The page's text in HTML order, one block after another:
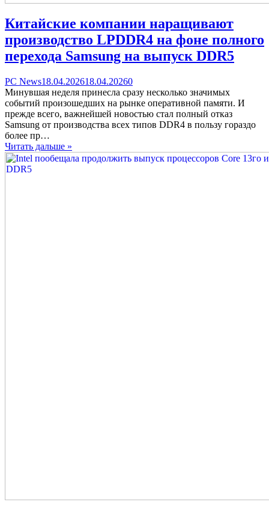
Китайские компании наращивают
производство LPDDR4 на фоне полного
перехода Samsung на выпуск DDR5
Categories
PC NewsPosted
on
18.04.202618.04.20260comments
on
Китайские
компании
наращивают
на
Минувшая неделя принесла сразу несколько значимых
событий произошедших на рынке оперативной памяти. И
прежде всего, важнейшей новостью стал полный отказ
Samsung от производства всех типов DDR4 в пользу гораздо
более пр…
Читать дальше »